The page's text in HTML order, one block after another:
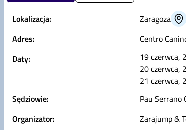
Lokalizacja:
Zaragoza
Adres:
Centro
Daty:
19 czerwca,
20 czerwca,
21 czerwca,
Sędziowie:
Pau Serrano
Organizator:
Zarajump &